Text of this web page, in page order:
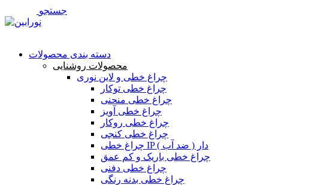
جستجو
دسته بندی محصولات
محصولات روشنایی
چراغ خطی و لاین نوری
چراغ خطی توکار
چراغ خطی منحنی
چراغ خطی آویز
چراغ خطی روکار
چراغ خطی کنجی
چراغ خطی IP دار ( ضد آب )
چراغ خطی باریک و کم عمق
چراغ خطی دفنی
چراغ خطی بدنه رنگی